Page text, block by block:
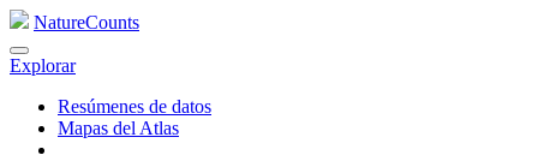
NatureCounts
Explorar
Resúmenes de datos
Mapas del Atlas